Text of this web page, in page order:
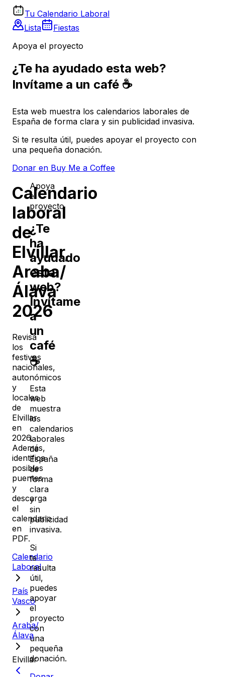
Tu Calendario Laboral
Lista
Fiestas
Apoya el proyecto
¿Te ha ayudado esta web?
Invítame a un café ☕
Esta web muestra los calendarios laborales de
España de forma clara y sin publicidad invasiva.
Si te resulta útil, puedes apoyar el proyecto con
una pequeña donación.
Donar en Buy Me a Coffee
Calendario
laboral
de
Elvillar,
Araba/
Álava
2026
Revisa
los
festivos
nacionales,
autonómicos
y
locales
de
Elvillar
en
2026.
Además,
identifica
posibles
puentes
y
descarga
el
calendario
en
PDF.
Calendario
Laboral
País
Vasco
Araba/
Álava
Elvillar
Apoya
el
proyecto
¿Te
ha
ayudado
esta
web?
Invítame
a
un
café
☕
Esta
web
muestra
los
calendarios
laborales
de
España
de
forma
clara
y
sin
publicidad
invasiva.
Si
te
resulta
útil,
puedes
apoyar
el
proyecto
con
una
pequeña
donación.